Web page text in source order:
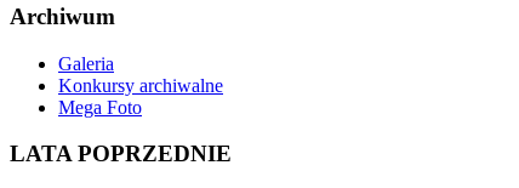
Archiwum
Galeria
Konkursy archiwalne
Mega Foto
LATA POPRZEDNIE